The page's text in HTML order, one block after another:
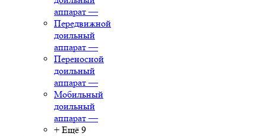
аппарат —
Передвижной
доильный
аппарат —
Переносной
доильный
аппарат —
Мобильный
доильный
аппарат —
+ Ещё 9